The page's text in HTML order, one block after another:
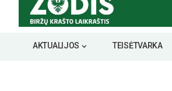
AKTUALIJOS TEISĖTVARKA